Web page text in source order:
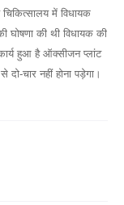
में विधायक
की थी विधायक की
हुआ है ऑक्सीजन प्लांट
चार नहीं होना पड़ेगा।